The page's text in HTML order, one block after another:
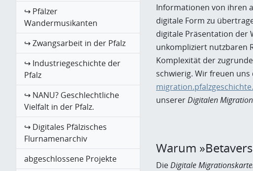
↪ Pfälzer
Wandermusikanten
↪ Zwangsarbeit in der Pfalz
↪ Industriegeschichte der
Pfalz
↪ NANU? Geschlechtliche
Vielfalt in der Pfalz.
↪ Digitales Pfälzisches
Flurnamenarchiv
abgeschlossene Projekte
Informationen von ihren
digitale Form zu
digitale Präsentation der
unkompliziert nutzbaren
Komplexität der
schwierig. Wir freuen
unsererDigitalen
Warum
DieDigitale